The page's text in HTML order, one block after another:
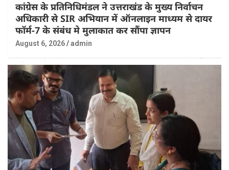
कांग्रेस के प्रतिनिधिमंडल ने उत्तराखंड के मुख्य निर्वाचन
अधिकारी से SIR अभियान में ऑनलाइन माध्यम से दायर
फॉर्म-7 के संबंध मे मुलाकात कर सौंपा ज्ञापन
August 6, 2026 admin